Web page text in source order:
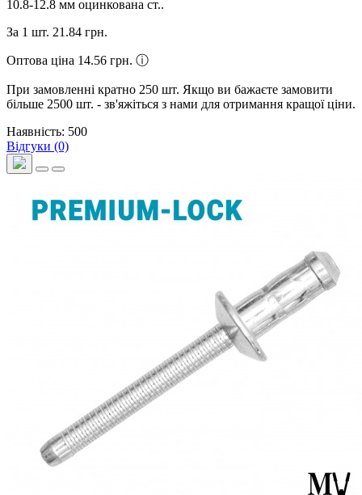
10.8-12.8 мм оцинкована ст..
За 1 шт. 21.84 грн.
Оптова ціна 14.56 грн. ⓘ
При замовленні кратно 250 шт. Якщо ви бажаєте замовити
більше 2500 шт. - зв'яжіться з нами для отримання кращої ціни.
Наявність: 500
Відгуки (0)